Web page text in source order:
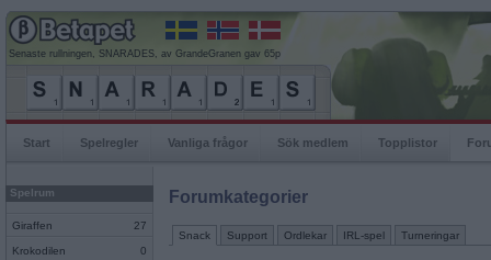
Senaste rullningen, SNARADES, av GrandeGranen gav 65p
Start Spelregler Vanliga frågor Sök medlem Topplistor
Spelrum
Giraffen 27
Krokodilen 0
Forumkategorier
Snack Support Ordlekar IRL-spel Turneringar